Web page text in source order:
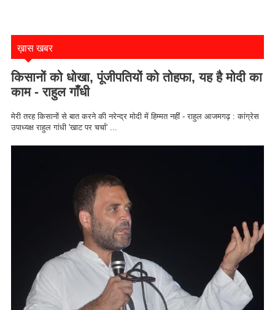
ख़ास खबर
किसानों को धोखा, पूंजीपतियों को तोहफा, यह है मोदी का
काम - राहुल गाँधी
मेरी तरह किसानों से बात करने की नरेन्द्र मोदी में हिम्मत नहीं - राहुल आजमगढ़ : कांग्रेस
उपाध्यक्ष राहुल गांधी 'खाट पर चर्चा' ...